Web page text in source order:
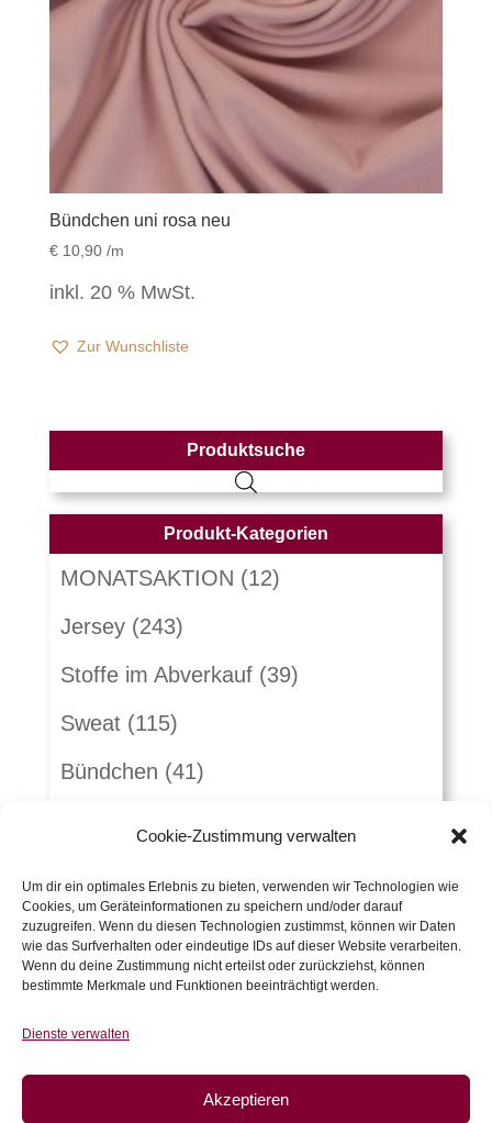
Cookie-Zustimmung verwalten
Um dir ein optimales Erlebnis zu bieten, verwenden wir Technologien wie
Cookies, um Geräteinformationen zu speichern und/oder darauf
zuzugreifen. Wenn du diesen Technologien zustimmst, können wir Daten
wie das Surfverhalten oder eindeutige IDs auf dieser Website verarbeiten.
Wenn du deine Zustimmung nicht erteilst oder zurückziehst, können
bestimmte Merkmale und Funktionen beeinträchtigt werden.
Dienste verwalten
Akzeptieren
Bündchen uni rosa neu
€10,90/m
inkl. 20 % MwSt.
Zur Wunschliste
Produktsuche
Produkt-Kategorien
MONATSAKTION (12)
Jersey (243)
Stoffe im Abverkauf (39)
Sweat (115)
Bündchen (41)
Schnürlsamt (5)
Herbst-Winterstoffe (21)
(5)